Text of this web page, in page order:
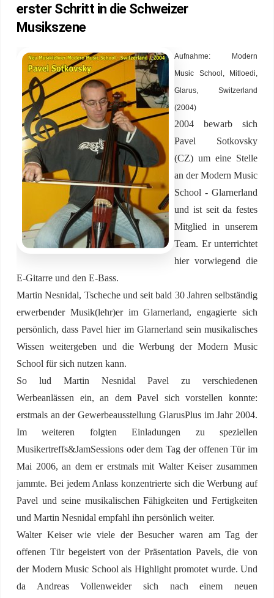
erster Schritt in die Schweizer
Musikszene
Aufnahme: Modern
Music School, Mitloedi,
Glarus, Switzerland
(2004)
2004 bewarb sich
Pavel Sotkovsky
(CZ) um eine Stelle
an der Modern Music
School - Glarnerland
und ist seit da festes
Mitglied in unserem
Team. Er unterrichtet
hier vorwiegend die
E-Gitarre und den E-Bass.
Martin Nesnidal, Tscheche und seit bald 30 Jahren selbständig
erwerbender Musik(lehr)er im Glarnerland, engagierte sich
persönlich, dass Pavel hier im Glarnerland sein musikalisches
Wissen weitergeben und die Werbung der Modern Music
School für sich nutzen kann.
So lud Martin Nesnidal Pavel zu verschiedenen
Werbeanlässen ein, an dem Pavel sich vorstellen konnte:
erstmals an der Gewerbeausstellung GlarusPlus im Jahr 2004.
Im weiteren folgten Einladungen zu speziellen
Musikertreffs&JamSessions oder dem Tag der offenen Tür im
Mai 2006, an dem er erstmals mit Walter Keiser zusammen
jammte. Bei jedem Anlass konzentrierte sich die Werbung auf
Pavel und seine musikalischen Fähigkeiten und Fertigkeiten
und Martin Nesnidal empfahl ihn persönlich weiter.
Walter Keiser wie viele der Besucher waren am Tag der
offenen Tür begeistert von der Präsentation Pavels, die von
der Modern Music School als Highlight promotet wurde. Und
da Andreas Vollenweider sich nach einem neuen